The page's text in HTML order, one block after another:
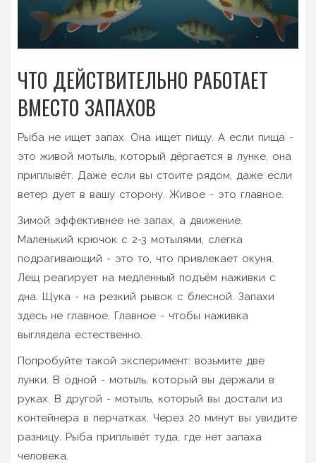
ЧТО ДЕЙСТВИТЕЛЬНО РАБОТАЕТ
ВМЕСТО ЗАПАХОВ
Рыба не ищет запах. Она ищет пищу. А если пища -
это живой мотыль, который дёргается в лунке, она
приплывёт. Даже если вы стоите рядом, даже если
ветер дует в вашу сторону. Живое - это главное.
Зимой эффективнее не запах, а движение.
Маленький крючок с 2-3 мотылями, слегка
подрагивающий - это то, что привлекает окуня.
Лещ реагирует на медленный подъём наживки с
дна. Щука - на резкий рывок с блесной. Запахи
здесь не главное. Главное - чтобы наживка
выглядела естественно.
Попробуйте такой эксперимент: возьмите две
лунки. В одной - мотыль, который вы держали в
руках. В другой - мотыль, который вы достали из
контейнера в перчатках. Через 20 минут вы увидите
разницу. Рыба приплывёт туда, где нет запаха
человека.